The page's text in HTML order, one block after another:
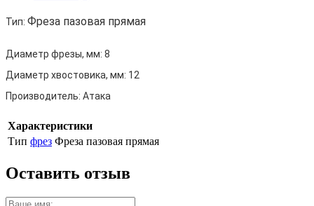
Тип: Фреза пазовая прямая
Диаметр фрезы, мм: 8
Диаметр хвостовика, мм: 12
Производитель: Атака
Характеристики
Тип фрез Фреза пазовая прямая
Оставить отзыв